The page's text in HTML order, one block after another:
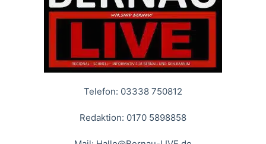
Telefon: 03338 750812
Redaktion: 0170 5898858